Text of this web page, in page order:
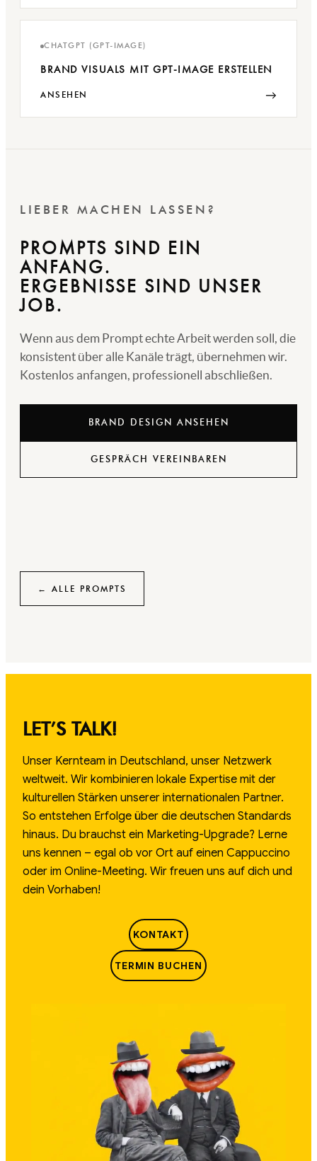
CHATGPT (GPT-IMAGE)
BRAND VISUALS MIT GPT-IMAGE ERSTELLEN
ANSEHEN →
LIEBER MACHEN LASSEN?
PROMPTS SIND EIN
ANFANG.
ERGEBNISSE SIND UNSER
JOB.
Wenn aus dem Prompt echte Arbeit werden soll, die
konsistent über alle Kanäle trägt, übernehmen wir.
Kostenlos anfangen, professionell abschließen.
BRAND DESIGN ANSEHEN
GESPRÄCH VEREINBAREN
← ALLE PROMPTS
LET’S TALK!
Unser Kernteam in Deutschland, unser Netzwerk
weltweit. Wir kombinieren lokale Expertise mit der
kulturellen Stärken unserer internationalen Partner.
So entstehen Erfolge über die deutschen Standards
hinaus. Du brauchst ein Marketing-Upgrade? Lerne
uns kennen – egal ob vor Ort auf einen Cappuccino
oder im Online-Meeting. Wir freuen uns auf dich und
dein Vorhaben!
KONTAKT
TERMIN BUCHEN